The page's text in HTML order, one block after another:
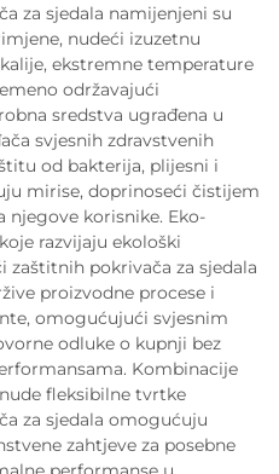
za sjedala namijenjeni su
nudeći izuzetnu
ekstremne temperature
održavajući
sredstva ugrađena u
svjesnih zdravstvenih
od bakterija, plijesni i
mirise, doprinoseći čistijem
njegove korisnike. Eko-
razvijaju ekološki
pokrivača za sjedala
proizvodne procese i
omogućujući svjesnim
odluke o kupnji bez
Kombinacije
fleksibilne tvrtke
za sjedala omogućuju
zahtjeve za posebne